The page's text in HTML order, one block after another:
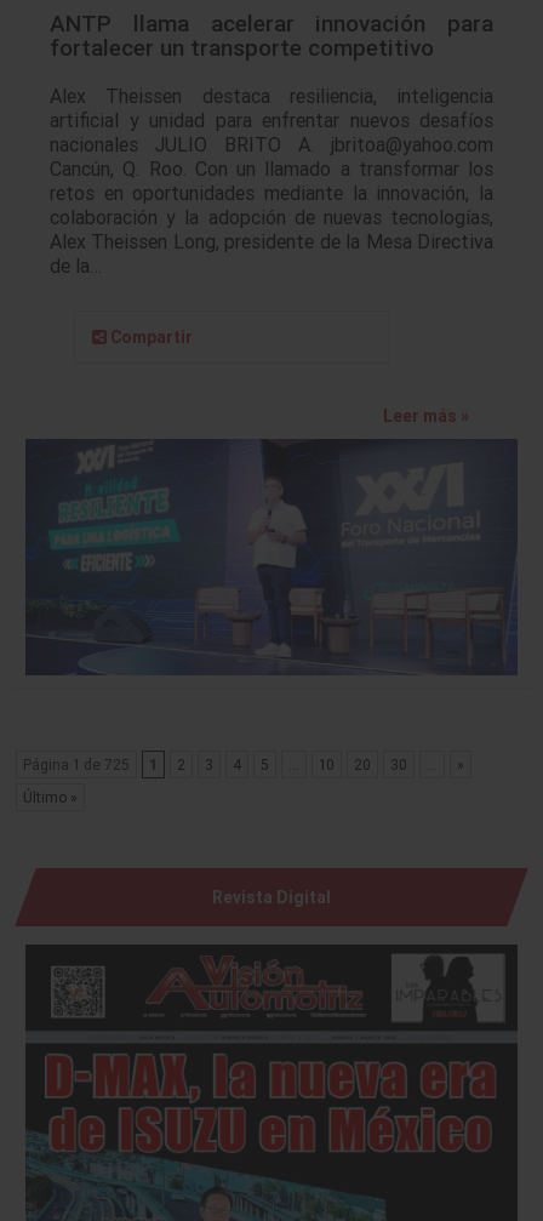
ANTP llama acelerar innovación para
fortalecer un transporte competitivo
Alex Theissen destaca resiliencia, inteligencia
artificial y unidad para enfrentar nuevos desafíos
nacionales JULIO BRITO A. jbritoa@yahoo.com
Cancún, Q. Roo. Con un llamado a transformar los
retos en oportunidades mediante la innovación, la
colaboración y la adopción de nuevas tecnologías,
Alex Theissen Long, presidente de la Mesa Directiva
de la…
Compartir
Leer más »
Página 1 de 725 1 2 3 4 5 10 20 30
»
Último »
Revista Digital